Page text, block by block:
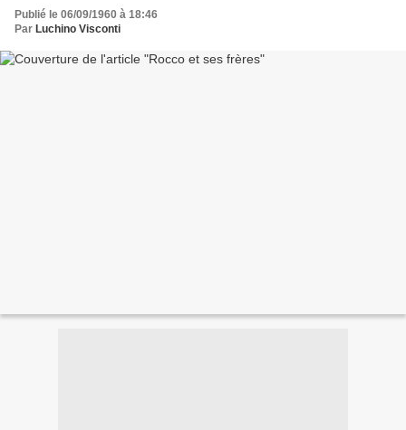
Publié le 06/09/1960 à 18:46
Par Luchino Visconti